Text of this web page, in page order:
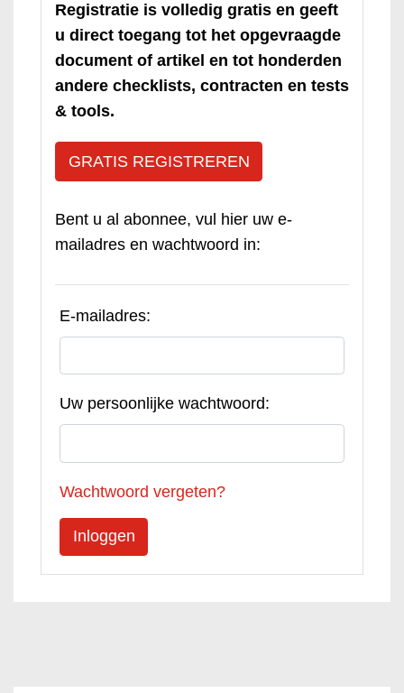
Registratie is volledig gratis en geeft
u direct toegang tot het opgevraagde
document of artikel en tot honderden
andere checklists, contracten en tests
& tools.
GRATIS REGISTREREN
Bent u al abonnee, vul hier uw e-
mailadres en wachtwoord in:
E-mailadres:
Uw persoonlijke wachtwoord:
Wachtwoord vergeten?